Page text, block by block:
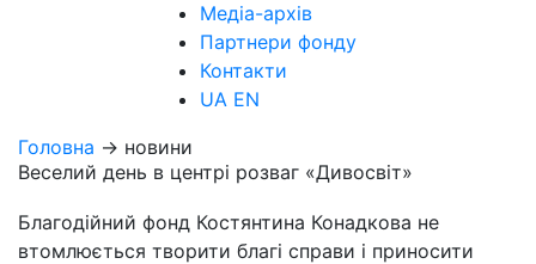
Медіа-архів
Партнери фонду
Контакти
UA EN
Головна → новини
Веселий день в центрі розваг «Дивосвіт»
Благодійний фонд Костянтина Конадкова не
втомлюється творити благі справи і приносити